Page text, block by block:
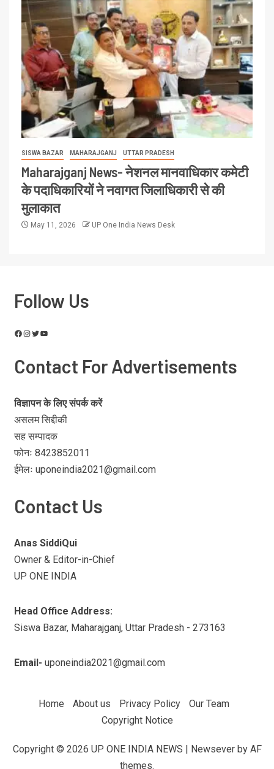
SISWA BAZAR MAHARAJGANJ UTTAR PRADESH
Maharajganj News- नेशनल मानवाधिकार कमेटी
के पदाधिकारियों ने नवागत जिलाधिकारी से की
मुलाकात
May 11, 2026 UP One India News Desk
Follow Us
Contact For Advertisements
विज्ञापन के लिए संपर्क करें
असलम सिद्दीकी
सह सम्पादक
फोनः 8423852011
ईमेलः uponeindia2021@gmail.com
Contact Us
Anas SiddiQui
Owner & Editor-in-Chief
UP ONE INDIA
Head Office Address:
Siswa Bazar, Maharajganj, Uttar Pradesh - 273163
Email- uponeindia2021@gmail.com
Home About us Privacy Policy
Our Team
Copyright Notice
Copyright © 2026 UP ONE INDIA NEWS | Newseverby AF
themes.